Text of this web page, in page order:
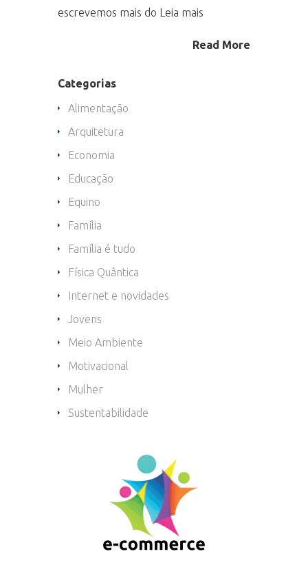
escrevemos mais do Leia mais
Read More
Categorias
Alimentação
Arquitetura
Economia
Educação
Equino
Família
Família é tudo
Física Quântica
Internet e novidades
Jovens
Meio Ambiente
Motivacional
Mulher
Sustentabilidade